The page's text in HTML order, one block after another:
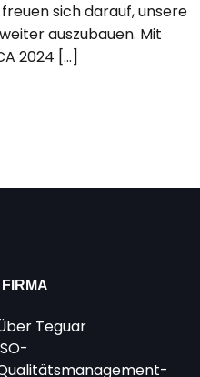
sich darauf, unsere
auszubauen. Mit
2024 […]
FIRMA
Teguar